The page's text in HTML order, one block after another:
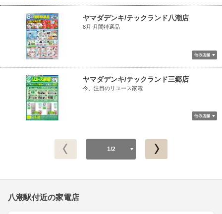
ヤマダデンキ/テックランド八潮店
8月 月間特選品
ヤマダデンキ/テックランド三郷店
今、注目のリユース家電
1/2
八潮駅付近の家電店